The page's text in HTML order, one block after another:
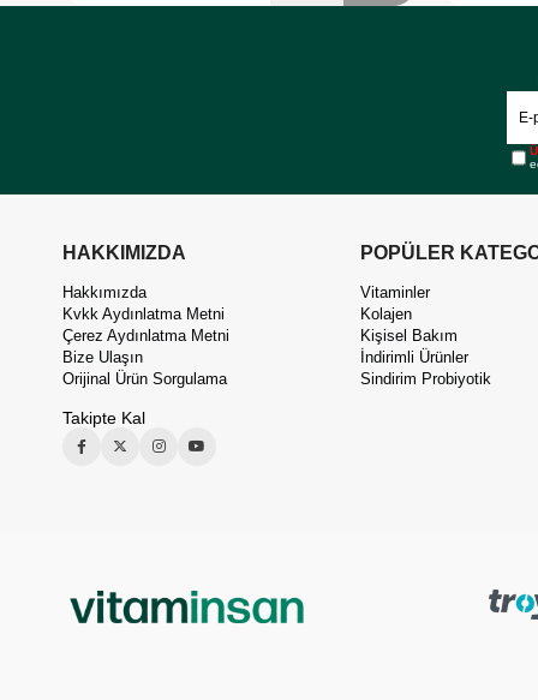
HAKKIMIZDA
Hakkımızda
Kvkk Aydınlatma Metni
Çerez Aydınlatma Metni
Bize Ulaşın
Orijinal Ürün Sorgulama
Takipte Kal
POPÜLER
Vitaminler
Kolajen
Kişisel Bakım
İndirimli Ürünler
Sindirim Probiyotik